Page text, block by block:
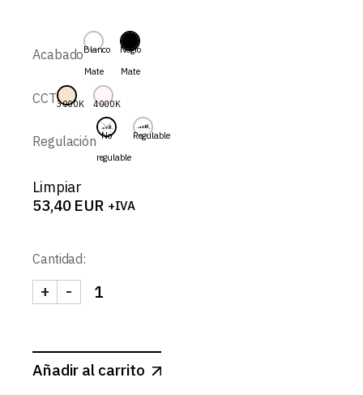
53,40 EUR
hasta
63,50 EUR
AcabadoBlanco
Mate
Negro
Mate
CCT3000K 4000K
Regulación No
regulable
Regulable
Limpiar
53,40 EUR +IVA
Cantidad:
LYRA-SPOT REDONDO FIJO CONCAVO 10W
-
+
Añadir al carrito